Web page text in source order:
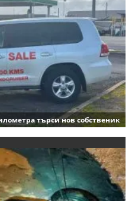
търси нов собственик